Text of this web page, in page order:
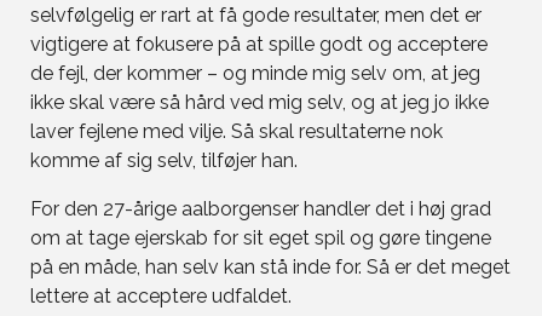
selvfølgelig er rart at få gode resultater, men det er
vigtigere at fokusere på at spille godt og acceptere
de fejl, der kommer – og minde mig selv om, at jeg
ikke skal være så hård ved mig selv, og at jeg jo ikke
laver fejlene med vilje. Så skal resultaterne nok
komme af sig selv, tilføjer han.
For den 27-årige aalborgenser handler det i høj grad
om at tage ejerskab for sit eget spil og gøre tingene
på en måde, han selv kan stå inde for. Så er det meget
lettere at acceptere udfaldet.